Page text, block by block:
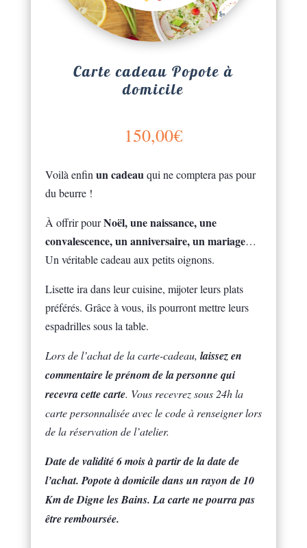
Carte cadeau Popote à
domicile
150,00€
Voilà enfinun cadeauqui ne comptera pas pour
du beurre !
À offrir pourNoël, unenaissance, une
convalescence, un anniversaire, un mariage…
Un véritable cadeau aux petits oignons.
Lisette ira dans leur cuisine, mijoter leurs plats
préférés. Grâce à vous, ils pourront mettre leurs
espadrilles sous la table.
Lors de l’achat de la carte-cadeau, laissez en
commentaire le prénom de la personne qui
recevra cette carte. Vous recevrez sous 24h la
carte personnalisée avec le code à renseigner lors
de la réservation de l’atelier.
Date de validité 6 mois à partir de la date de
l’achat. Popote à domicile dans un rayon de 10
Km de Digne les Bains. La carte ne pourra pas
être remboursée.